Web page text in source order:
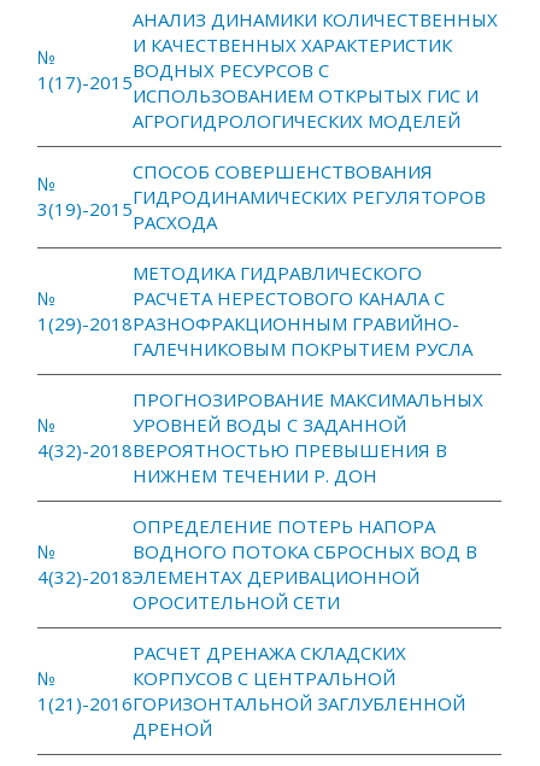
№
1(17)-2015
АНАЛИЗ ДИНАМИКИ КОЛИЧЕСТВЕННЫХ
И КАЧЕСТВЕННЫХ ХАРАКТЕРИСТИК
ВОДНЫХ РЕСУРСОВ С
ИСПОЛЬЗОВАНИЕМ ОТКРЫТЫХ ГИС И
АГРОГИДРОЛОГИЧЕСКИХ МОДЕЛЕЙ
№
3(19)-2015
СПОСОБ СОВЕРШЕНСТВОВАНИЯ
ГИДРОДИНАМИЧЕСКИХ РЕГУЛЯТОРОВ
РАСХОДА
№
1(29)-2018
МЕТОДИКА ГИДРАВЛИЧЕСКОГО
РАСЧЕТА НЕРЕСТОВОГО КАНАЛА С
РАЗНОФРАКЦИОННЫМ ГРАВИЙНО-
ГАЛЕЧНИКОВЫМ ПОКРЫТИЕМ РУСЛА
№
4(32)-2018
ПРОГНОЗИРОВАНИЕ МАКСИМАЛЬНЫХ
УРОВНЕЙ ВОДЫ С ЗАДАННОЙ
ВЕРОЯТНОСТЬЮ ПРЕВЫШЕНИЯ В
НИЖНЕМ ТЕЧЕНИИ Р. ДОН
№
4(32)-2018
ОПРЕДЕЛЕНИЕ ПОТЕРЬ НАПОРА
ВОДНОГО ПОТОКА СБРОСНЫХ ВОД В
ЭЛЕМЕНТАХ ДЕРИВАЦИОННОЙ
ОРОСИТЕЛЬНОЙ СЕТИ
№
1(21)-2016
РАСЧЕТ ДРЕНАЖА СКЛАДСКИХ
КОРПУСОВ С ЦЕНТРАЛЬНОЙ
ГОРИЗОНТАЛЬНОЙ ЗАГЛУБЛЕННОЙ
ДРЕНОЙ